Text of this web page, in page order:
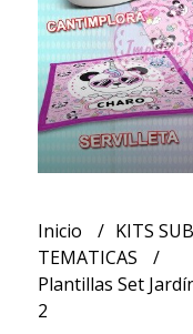
Inicio KITS
TEMATICAS
Plantillas Set
2